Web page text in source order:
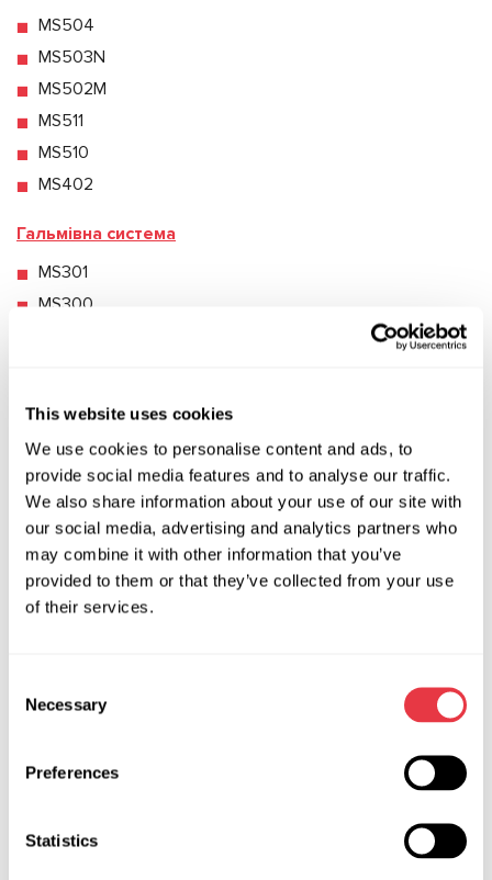
This website uses cookies
We use cookies to personalise content and ads, to
provide social media features and to analyse our traffic.
We also share information about your use of our site with
our social media, advertising and analytics partners who
may combine it with other information that you’ve
provided to them or that they’ve collected from your use
of their services.
Selection
Necessary
Preferences
Statistics
MS504
MS503N
MS502M
MS511
MS510
MS402
Гальмівна система
MS301
MS300
Підвіска
MS201
MS200
Система автоклімату
MS121
MS800